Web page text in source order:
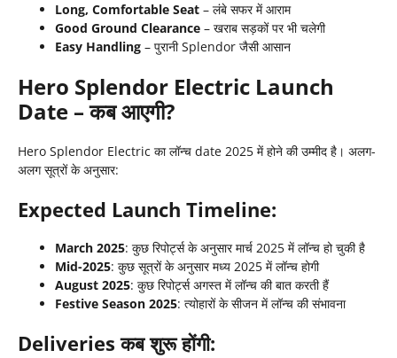
Long, Comfortable Seat – लंबे सफर में आराम
Good Ground Clearance – खराब सड़कों पर भी चलेगी
Easy Handling – पुरानी Splendor जैसी आसान
Hero Splendor Electric Launch
Date – कब आएगी?
Hero Splendor Electric का लॉन्च date 2025 में होने की उम्मीद है। अलग-
अलग सूत्रों के अनुसार:
Expected Launch Timeline:
March 2025: कुछ रिपोर्ट्स के अनुसार मार्च 2025 में लॉन्च हो चुकी है
Mid-2025: कुछ सूत्रों के अनुसार मध्य 2025 में लॉन्च होगी
August 2025: कुछ रिपोर्ट्स अगस्त में लॉन्च की बात करती हैं
Festive Season 2025: त्योहारों के सीजन में लॉन्च की संभावना
Deliveries कब शुरू होंगी: